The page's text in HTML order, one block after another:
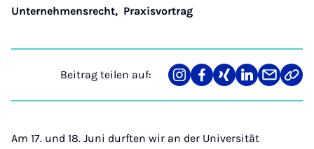
Unternehmensrecht, Praxisvortrag
Beitrag teilen auf:
Teilen
auf
Teilen
auf
Teilen
auf
Teilen
auf
Teilen
über
Link
Am 17. und 18. Juni durften wir an der Universität